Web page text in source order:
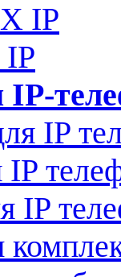
IP
IP-
IP
IP